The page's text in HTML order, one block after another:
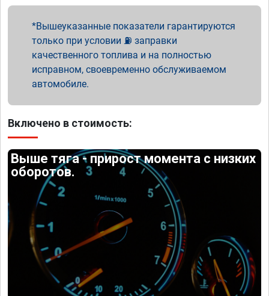
Вышеуказанные показатели гарантируются
только при условии ⛽ заправки
качественного топлива и на полностью
исправном, своевременно обслуживаемом
автомобиле.
Включено в стоимость:
Выше тяга - прирост момента с низких
оборотов.